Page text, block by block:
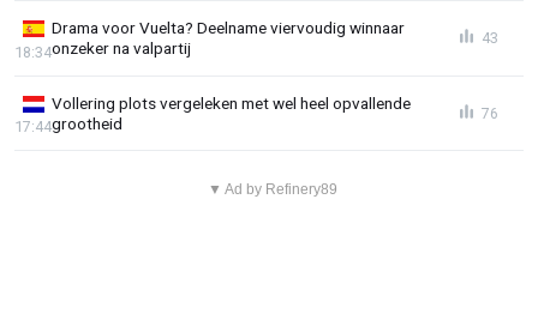
Drama voor Vuelta? Deelname viervoudig winnaar
onzeker na valpartij
18:34
43
Vollering plots vergeleken met wel heel opvallende
grootheid
17:44
76
▼ Ad by Refinery89